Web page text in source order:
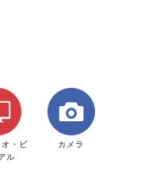
オ・ビ
ル
カメラ